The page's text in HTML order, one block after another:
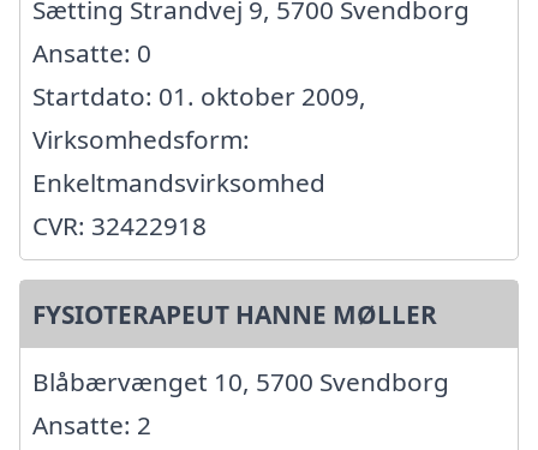
Sætting Strandvej 9, 5700 Svendborg
Ansatte: 0
Startdato: 01. oktober 2009,
Virksomhedsform:
Enkeltmandsvirksomhed
CVR: 32422918
FYSIOTERAPEUT HANNE MØLLER
Blåbærvænget 10, 5700 Svendborg
Ansatte: 2